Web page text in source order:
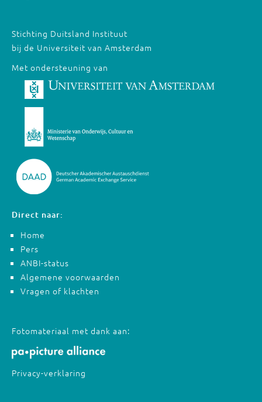
Stichting Duitsland Instituut
bij de Universiteit van Amsterdam
Met ondersteuning van
Direct naar:
Home
Pers
ANBI-status
Algemene voorwaarden
Vragen of klachten
Fotomateriaal met dank aan:
Privacy-verklaring